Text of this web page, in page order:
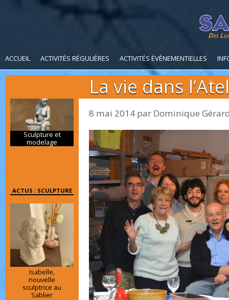
Des
ACCUEIL ACTIVITÉS RÉGULIÈRES ACTIVITÉS ÉVÈNEMENTIELLES
La vie dans
8 mai 2014 par Dominique
Sculpture et
modelage
ACTUS : SCULPTURE
Isabelle,
nouvelle
sculptrice au
Sablier